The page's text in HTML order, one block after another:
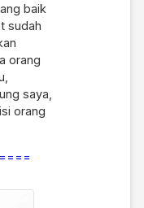
baik
sudah
orang
saya,
orang